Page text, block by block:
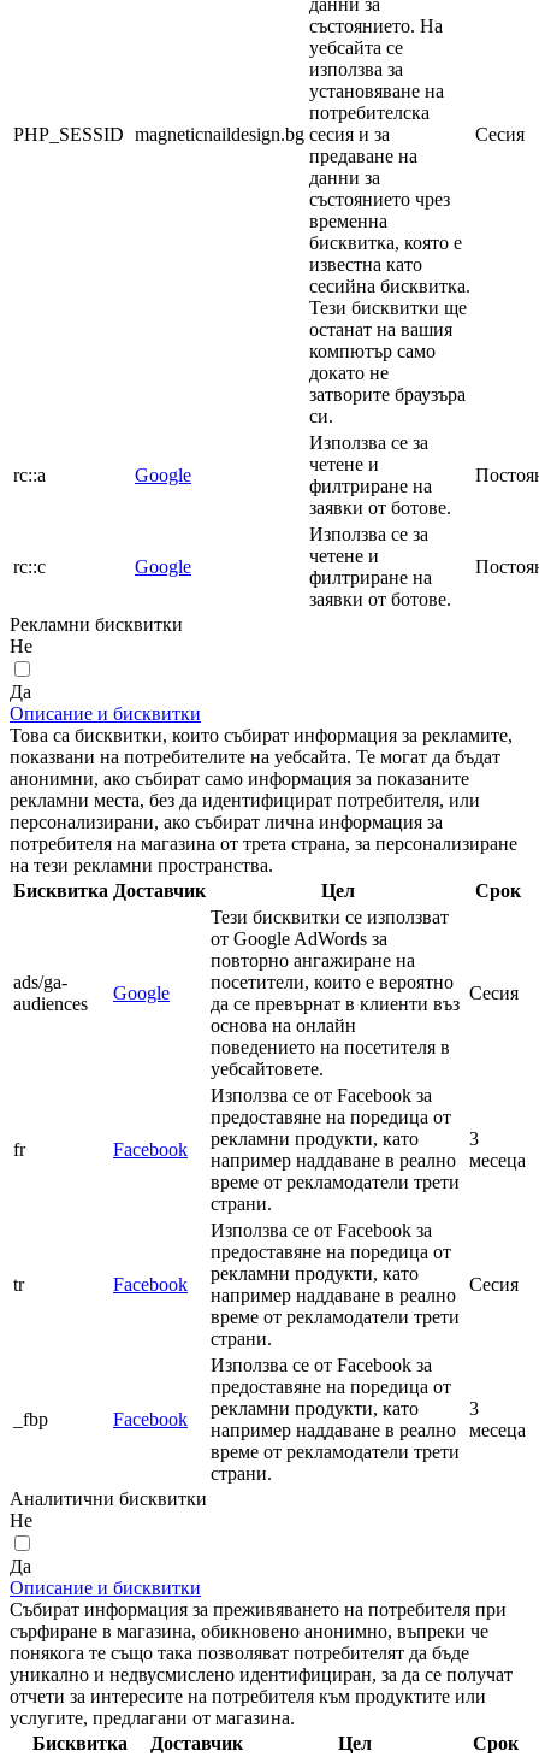
PHP_SESSID magneticnaildesign.bg
състоянието. На
уебсайта се
използва за
установяване на
потребителска
сесия и за
предаване на
данни за
състоянието чрез
временна
бисквитка, която е
известна като
сесийна бисквитка.
Тези бисквитки ще
останат на вашия
компютър само
докато не
затворите браузъра
си.
Сесия
rc::a Google
Използва се за
четене и
филтриране на
заявки от ботове.
rc::c Google
Използва се за
четене и
филтриране на
заявки от ботове.
Рекламни бисквитки
Не
Да
Описание и бисквитки
Това са бисквитки, които събират информация за рекламите,
показвани на потребителите на уебсайта. Те могат да бъдат
анонимни, ако събират само информация за показаните
рекламни места, без да идентифицират потребителя, или
персонализирани, ако събират лична информация за
потребителя на магазина от трета страна, за персонализиране
на тези рекламни пространства.
Бисквитка Доставчик Цел Срок
ads/ga-
audiences
Google
Тези бисквитки се използват
от Google AdWords за
повторно ангажиране на
посетители, които е вероятно
да се превърнат в клиенти въз
основа на онлайн
поведението на посетителя в
уебсайтовете.
Сесия
fr Facebook
Използва се от Facebook за
предоставяне на поредица от
рекламни продукти, като
например наддаване в реално
време от рекламодатели трети
страни.
3
месеца
tr Facebook
Използва се от Facebook за
предоставяне на поредица от
рекламни продукти, като
например наддаване в реално
време от рекламодатели трети
страни.
Сесия
_fbp Facebook
Използва се от Facebook за
предоставяне на поредица от
рекламни продукти, като
например наддаване в реално
време от рекламодатели трети
страни.
3
месеца
Аналитични бисквитки
Не
Да
Описание и бисквитки
Събират информация за преживяването на потребителя при
сърфиране в магазина, обикновено анонимно, въпреки че
понякога те също така позволяват потребителят да бъде
уникално и недвусмислено идентифициран, за да се получат
отчети за интересите на потребителя към продуктите или
услугите, предлагани от магазина.
Бисквитка
Доставчик Цел Срок